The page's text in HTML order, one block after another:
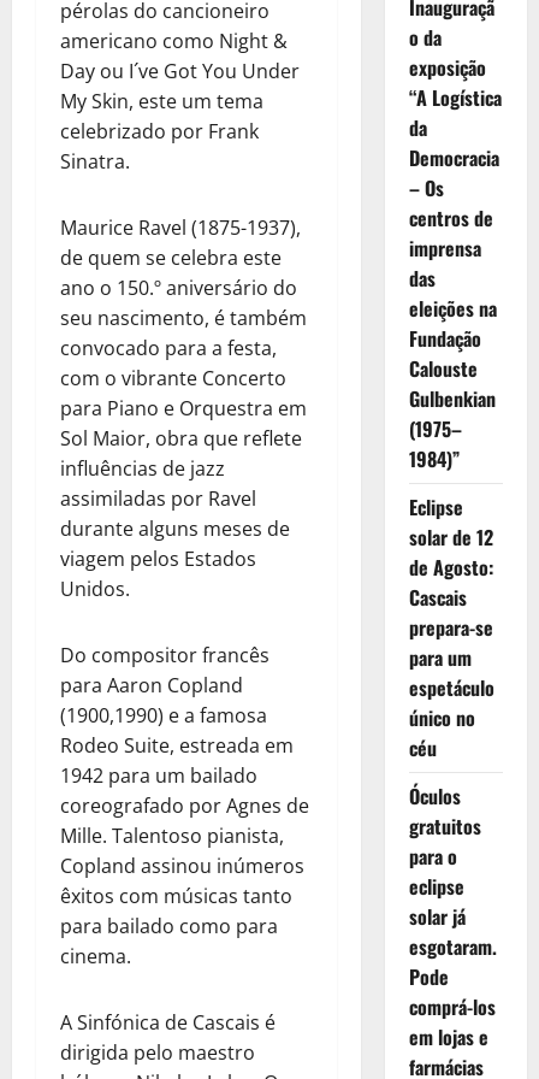
pérolas do cancioneiro
americano como Night &
Day ou I´ve Got You Under
My Skin, este um tema
celebrizado por Frank
Sinatra.
Maurice Ravel (1875-1937),
de quem se celebra este
ano o 150.º aniversário do
seu nascimento, é também
convocado para a festa,
com o vibrante Concerto
para Piano e Orquestra em
Sol Maior, obra que reflete
influências de jazz
assimiladas por Ravel
durante alguns meses de
viagem pelos Estados
Unidos.
Do compositor francês
para Aaron Copland
(1900,1990) e a famosa
Rodeo Suite, estreada em
1942 para um bailado
coreografado por Agnes de
Mille. Talentoso pianista,
Copland assinou inúmeros
êxitos com músicas tanto
para bailado como para
cinema.
A Sinfónica de Cascais é
dirigida pelo maestro
Inauguraçã
o da
exposição
“A Logística
da
Democracia
– Os
centros de
imprensa
das
eleições na
Fundação
Calouste
Gulbenkian
(1975–
1984)”
Eclipse
solar de 12
de Agosto:
Cascais
prepara-se
para um
espetáculo
único no
céu
Óculos
gratuitos
para o
eclipse
solar já
esgotaram.
Pode
comprá-los
em lojas e
farmácias